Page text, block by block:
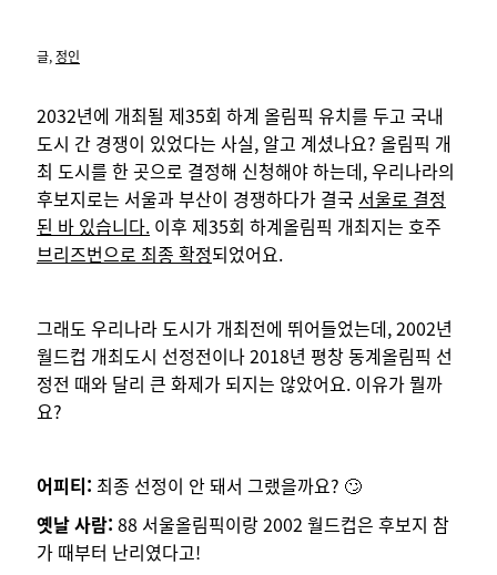
글,정인
2032년에 개최될 제35회 하계 올림픽 유치를 두고 국내
도시 간 경쟁이 있었다는 사실, 알고 계셨나요? 올림픽 개
최 도시를 한 곳으로 결정해 신청해야 하는데, 우리나라의
후보지로는 서울과 부산이 경쟁하다가 결국 서울로 결정
된 바 있습니다. 이후 제35회 하계올림픽 개최지는 호주
브리즈번으로 최종 확정되었어요.
그래도 우리나라 도시가 개최전에 뛰어들었는데, 2002년
월드컵 개최도시 선정전이나 2018년 평창 동계올림픽 선
정전 때와 달리 큰 화제가 되지는 않았어요. 이유가 뭘까
요?
어피티: 최종 선정이 안 돼서 그랬을까요? 🙄
옛날 사람: 88 서울올림픽이랑 2002 월드컵은 후보지 참
가 때부터 난리였다고!